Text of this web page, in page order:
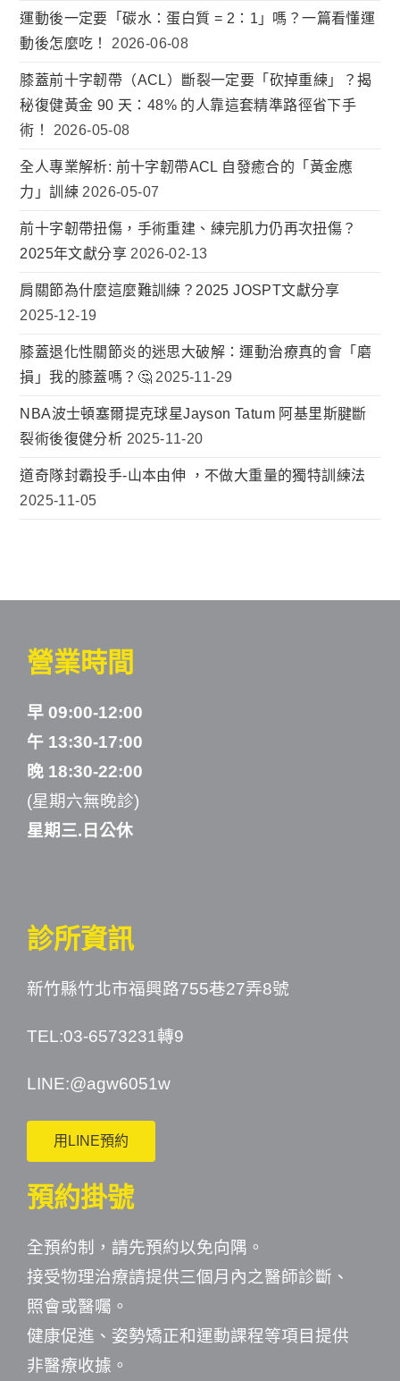
運動後一定要「碳水：蛋白質 = 2：1」嗎？一篇看懂運
動後怎麼吃！
2026-06-08
膝蓋前十字韌帶（ACL）斷裂一定要「砍掉重練」？揭
秘復健黃金 90 天：48% 的人靠這套精準路徑省下手
術！
2026-05-08
全人專業解析: 前十字韌帶ACL 自發癒合的「黃金應
力」訓練 2026-05-07
前十字韌帶扭傷，手術重建、練完肌力仍再次扭傷？
2025年文獻分享 2026-02-13
肩關節為什麼這麼難訓練？2025 JOSPT文獻分享
2025-12-19
膝蓋退化性關節炎的迷思大破解：運動治療真的會「磨
損」我的膝蓋嗎？🤔 2025-11-29
NBA波士頓塞爾提克球星Jayson Tatum 阿基里斯腱斷
裂術後復健分析 2025-11-20
道奇隊封霸投手-山本由伸 ，不做大重量的獨特訓練法
2025-11-05
營業時間
早 09:00-12:00
午 13:30-17:00
晚 18:30-22:00
(星期六無晚診)
星期三.日公休
診所資訊
新竹縣竹北市福興路755巷27弄8號
TEL:03-6573231轉9
LINE:@agw6051w
用LINE預約
預約掛號
全預約制，請先預約以免向隅。
接受物理治療請提供三個月內之醫師診斷、
照會或醫囑。
健康促進、姿勢矯正和運動課程等項目提供
非醫療收據。